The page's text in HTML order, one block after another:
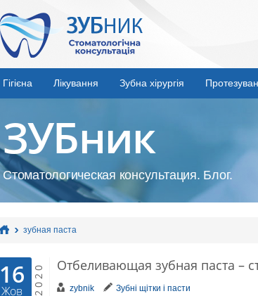
Гігієна Лікування Зубна хірургія
ЗУБник
Стоматологическая консультация. Блог.
зубная паста
16
Жов 2020 Отбеливающая зубная паста –
zybnik Зубні щітки і пасти